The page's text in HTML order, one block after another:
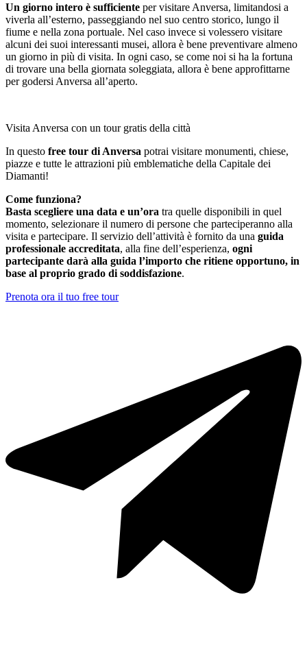
Un giorno intero è sufficiente per visitare Anversa, limitandosi a
viverla all’esterno, passeggiando nel suo centro storico, lungo il
fiume e nella zona portuale. Nel caso invece si volessero visitare
alcuni dei suoi interessanti musei, allora è bene preventivare almeno
un giorno in più di visita. In ogni caso, se come noi si ha la fortuna
di trovare una bella giornata soleggiata, allora è bene approfittarne
per godersi Anversa all’aperto.
Visita Anversa con un tour gratis della città
In questo free tour di Anversa potrai visitare monumenti, chiese,
piazze e tutte le attrazioni più emblematiche della Capitale dei
Diamanti!
Come funziona?
Basta scegliere una data e un’ora tra quelle disponibili in quel
momento, selezionare il numero di persone che parteciperanno alla
visita e partecipare. Il servizio dell’attività è fornito da una guida
professionale accreditata, alla fine dell’esperienza, ogni
partecipante darà alla guida l’importo che ritiene opportuno, in
base al proprio grado di soddisfazione.
Prenota ora il tuo free tour